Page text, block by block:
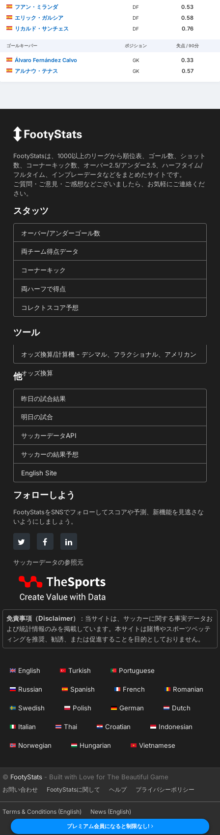
フアン・ミランダ
DF
0.53
エリック・ガルシア
DF
0.58
リカルド・サンチェス
DF 0.76
ゴールキーパー ポジション 失点 / 90分
Álvaro Fernández Calvo GK
0.33
アルナウ・テナス
GK 0.57
FootyStatsは、1000以上のリーグから順位表、ゴール数、ショット
数、コーナーキック数、オーバー2.5/アンダー2.5、ハーフタイム/
フルタイム、インプレーデータなどをまとめたサイトです。
ご質問・ご意見・ご感想などございましたら、お気軽にご連絡くだ
さい。
スタッツ
オーバー/アンダーゴール数
両チーム得点データ
コーナーキック
両ハーフで得点
コレクトスコア予想
ツール
オッズ換算/計算機 - デシマル、フラクショナル、アメリカン
オッズ換算
他
昨日の試合結果
明日の試合
サッカーデータAPI
サッカーの結果予想
English Site
フォローしよう
FootyStatsをSNSでフォローしてスコアや予測、新機能を見逃さな
いようにしましょう。
サッカーデータの参照元
免責事項（Disclaimer）
: 当サイトは、サッカーに関する事実データお
よび統計情報のみを掲載しています。本サイトは賭博やスポーツベッテ
ィングを推奨、勧誘、または促進することを目的としておりません。
English Turkish Portuguese
Russian Spanish French Romanian
Swedish Polish German Dutch
Italian Thai Croatian Indonesian
Norwegian Hungarian Vietnamese
© FootyStats - Built with Love for The Beautiful Game
お問い合わせ FootyStatsに関して ヘルプ プライバシーポリシー
Terms & Conditions (English) News (English)
プレミアム会員になると制限なし!